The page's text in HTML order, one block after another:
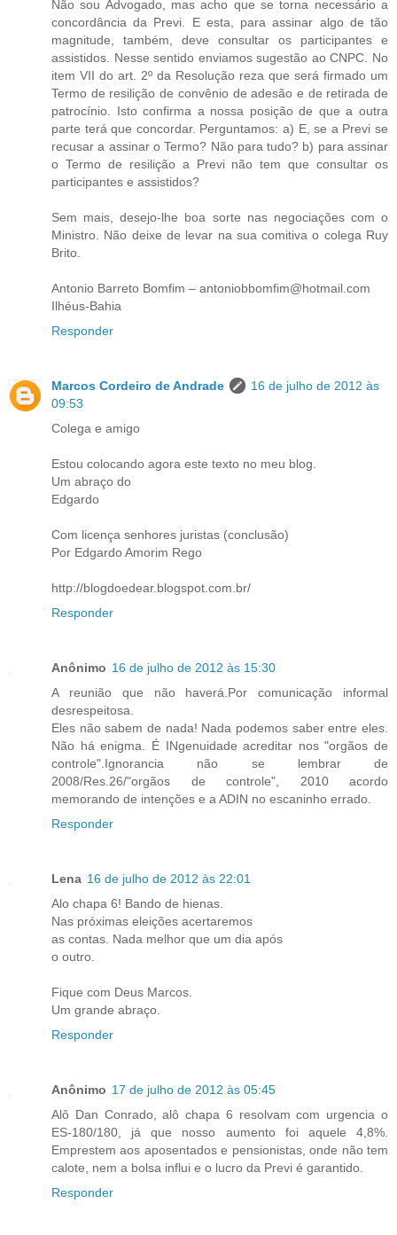
Não sou Advogado, mas acho que se torna necessário a
concordância da Previ. E esta, para assinar algo de tão
magnitude, também, deve consultar os participantes e
assistidos. Nesse sentido enviamos sugestão ao CNPC. No
item VII do art. 2º da Resolução reza que será firmado um
Termo de resilição de convênio de adesão e de retirada de
patrocínio. Isto confirma a nossa posição de que a outra
parte terá que concordar. Perguntamos: a) E, se a Previ se
recusar a assinar o Termo? Não para tudo? b) para assinar
o Termo de resilição a Previ não tem que consultar os
participantes e assistidos?
Sem mais, desejo-lhe boa sorte nas negociações com o
Ministro. Não deixe de levar na sua comitiva o colega Ruy
Brito.
Antonio Barreto Bomfim – antoniobbomfim@hotmail.com
Ilhéus-Bahia
Responder
Marcos Cordeiro de Andrade
16 de julho de 2012 às
09:53
Colega e amigo
Estou colocando agora este texto no meu blog.
Um abraço do
Edgardo
Com licença senhores juristas (conclusão)
Por Edgardo Amorim Rego
http://blogdoedear.blogspot.com.br/
Responder
Anônimo 16 de julho de 2012 às 15:30
A reunião que não haverá.Por comunicação informal
desrespeitosa.
Eles não sabem de nada! Nada podemos saber entre eles.
Não há enigma. É INgenuidade acreditar nos "orgãos de
controle".Ignorancia não se lembrar de
2008/Res.26/"orgãos de controle", 2010 acordo
memorando de intenções e a ADIN no escaninho errado.
Responder
Lena 16 de julho de 2012 às 22:01
Alo chapa 6! Bando de hienas.
Nas próximas eleições acertaremos
as contas. Nada melhor que um dia após
o outro.
Fique com Deus Marcos.
Um grande abraço.
Responder
Anônimo 17 de julho de 2012 às 05:45
Alô Dan Conrado, alô chapa 6 resolvam com urgencia o
ES-180/180, já que nosso aumento foi aquele 4,8%.
Emprestem aos aposentados e pensionistas, onde não tem
calote, nem a bolsa influi e o lucro da Previ é garantido.
Responder